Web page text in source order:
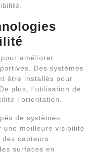
améliorer
Des systèmes
être installés pour
plus, l’utilisation de
l’orientation.
de systèmes
une meilleure visibilité
capteurs
surfaces en